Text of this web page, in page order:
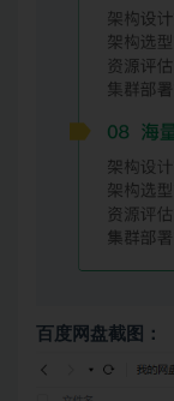
百度网盘截图：